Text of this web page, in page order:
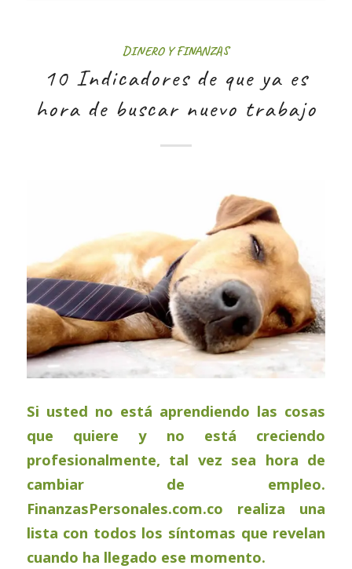
DINERO Y FINANZAS
10 Indicadores de que ya es
hora de buscar nuevo trabajo
Si usted no está aprendiendo las cosas
que quiere y no está creciendo
profesionalmente, tal vez sea hora de
cambiar de empleo.
FinanzasPersonales.com.co realiza una
lista con todos los síntomas que revelan
cuando ha llegado ese momento.